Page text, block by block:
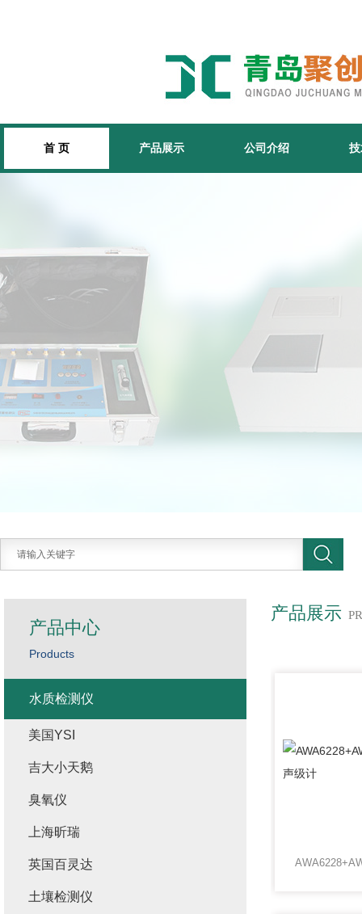
首 页 产品展示 公司介绍
产品展示
产品中心
Products
水质检测仪
美国YSI
吉大小天鹅
臭氧仪
上海昕瑞
英国百灵达
土壤检测仪